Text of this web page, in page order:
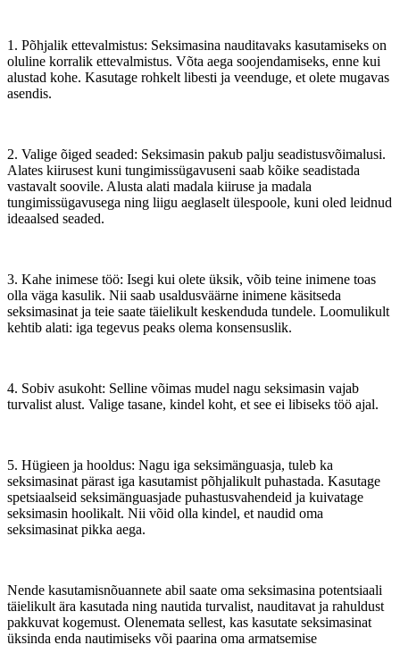
1. Põhjalik ettevalmistus: Seksimasina nauditavaks kasutamiseks on
oluline korralik ettevalmistus. Võta aega soojendamiseks, enne kui
alustad kohe. Kasutage rohkelt libesti ja veenduge, et olete mugavas
asendis.
2. Valige õiged seaded: Seksimasin pakub palju seadistusvõimalusi.
Alates kiirusest kuni tungimissügavuseni saab kõike seadistada
vastavalt soovile. Alusta alati madala kiiruse ja madala
tungimissügavusega ning liigu aeglaselt ülespoole, kuni oled leidnud
ideaalsed seaded.
3. Kahe inimese töö: Isegi kui olete üksik, võib teine inimene toas
olla väga kasulik. Nii saab usaldusväärne inimene käsitseda
seksimasinat ja teie saate täielikult keskenduda tundele. Loomulikult
kehtib alati: iga tegevus peaks olema konsensuslik.
4. Sobiv asukoht: Selline võimas mudel nagu seksimasin vajab
turvalist alust. Valige tasane, kindel koht, et see ei libiseks töö ajal.
5. Hügieen ja hooldus: Nagu iga seksimänguasja, tuleb ka
seksimasinat pärast iga kasutamist põhjalikult puhastada. Kasutage
spetsiaalseid seksimänguasjade puhastusvahendeid ja kuivatage
seksimasin hoolikalt. Nii võid olla kindel, et naudid oma
seksimasinat pikka aega.
Nende kasutamisnõuannete abil saate oma seksimasina potentsiaali
täielikult ära kasutada ning nautida turvalist, nauditavat ja rahuldust
pakkuvat kogemust. Olenemata sellest, kas kasutate seksimasinat
üksinda enda nautimiseks või paarina oma armatsemise